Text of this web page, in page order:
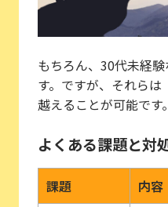
もちろん、30代未経
す。ですが、それら
越えることが可能です。
よくある課題と対
課題 内容